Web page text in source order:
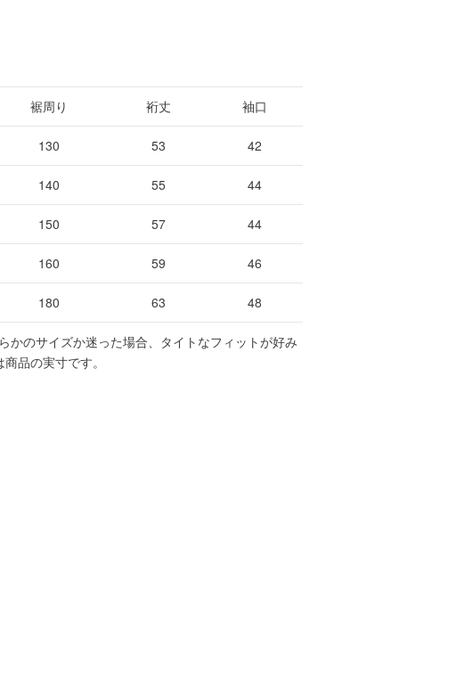
裾周り 裄丈 袖口
130 53 42
140 55 44
150 57 44
160 59 46
180 63 48
かのサイズか迷った場合、タイトなフィットが好み
品の実寸です。